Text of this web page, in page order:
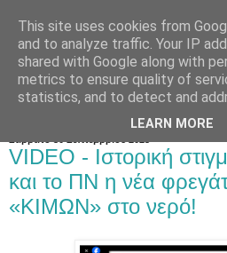
VIDEO - Ιστορική
και το ΠΝ η νέα
«ΚΙΜΩΝ» στο νερό!
This site uses cookies from
and to analyze traffic. Your IP
shared with Google along with
metrics to ensure quality of
statistics, and to detect and
LEARN MORE